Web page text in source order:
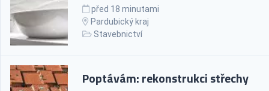
před 18 minutami
Pardubický kraj
Stavebnictví
Poptávám: rekonstrukci střechy